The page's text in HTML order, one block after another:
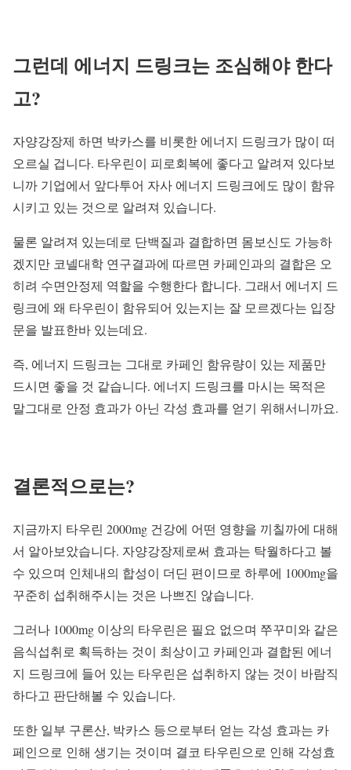
그런데 에너지 드링크는 조심해야 한다
고?
자양강장제 하면 박카스를 비롯한 에너지 드링크가 많이 떠
오르실 겁니다. 타우린이 피로회복에 좋다고 알려져 있다보
니까 기업에서 앞다투어 자사 에너지 드링크에도 많이 함유
시키고 있는 것으로 알려져 있습니다.
물론 알려져 있는데로 단백질과 결합하면 몸보신도 가능하
겠지만 코넬대학 연구결과에 따르면 카페인과의 결합은 오
히려 수면안정제 역할을 수행한다 합니다. 그래서 에너지 드
링크에 왜 타우린이 함유되어 있는지는 잘 모르겠다는 입장
문을 발표한바 있는데요.
즉, 에너지 드링크는 그대로 카페인 함유량이 있는 제품만
드시면 좋을 것 같습니다. 에너지 드링크를 마시는 목적은
말그대로 안정 효과가 아닌 각성 효과를 얻기 위해서니까요.
결론적으로는?
지금까지 타우린 2000mg 건강에 어떤 영향을 끼칠까에 대해
서 알아보았습니다. 자양강장제로써 효과는 탁월하다고 볼
수 있으며 인체내의 합성이 더딘 편이므로 하루에 1000mg을
꾸준히 섭취해주시는 것은 나쁘진 않습니다.
그러나 1000mg 이상의 타우린은 필요 없으며 쭈꾸미와 같은
음식섭취로 획득하는 것이 최상이고 카페인과 결합된 에너
지 드링크에 들어 있는 타우린은 섭취하지 않는 것이 바람직
하다고 판단해볼 수 있습니다.
또한 일부 구론산, 박카스 등으로부터 얻는 각성 효과는 카
페인으로 인해 생기는 것이며 결코 타우린으로 인해 각성효